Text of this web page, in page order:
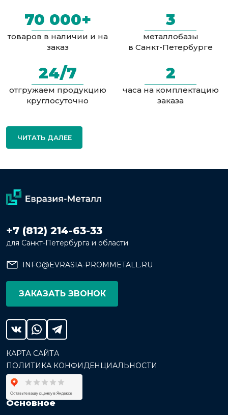
70 000+
товаров в наличии и на
заказ
3
металлобазы
в Санкт-Петербурге
24/7
отгружаем продукцию
круглосуточно
2
часа на комплектацию
заказа
ЧИТАТЬ ДАЛЕЕ
+7 (812) 214-63-33
для Санкт-Петербурга и области
INFO@EVRASIA-PROMMETALL.RU
ЗАКАЗАТЬ ЗВОНОК
КАРТА САЙТА
ПОЛИТИКА КОНФИДЕНЦИАЛЬНОСТИ
Основное